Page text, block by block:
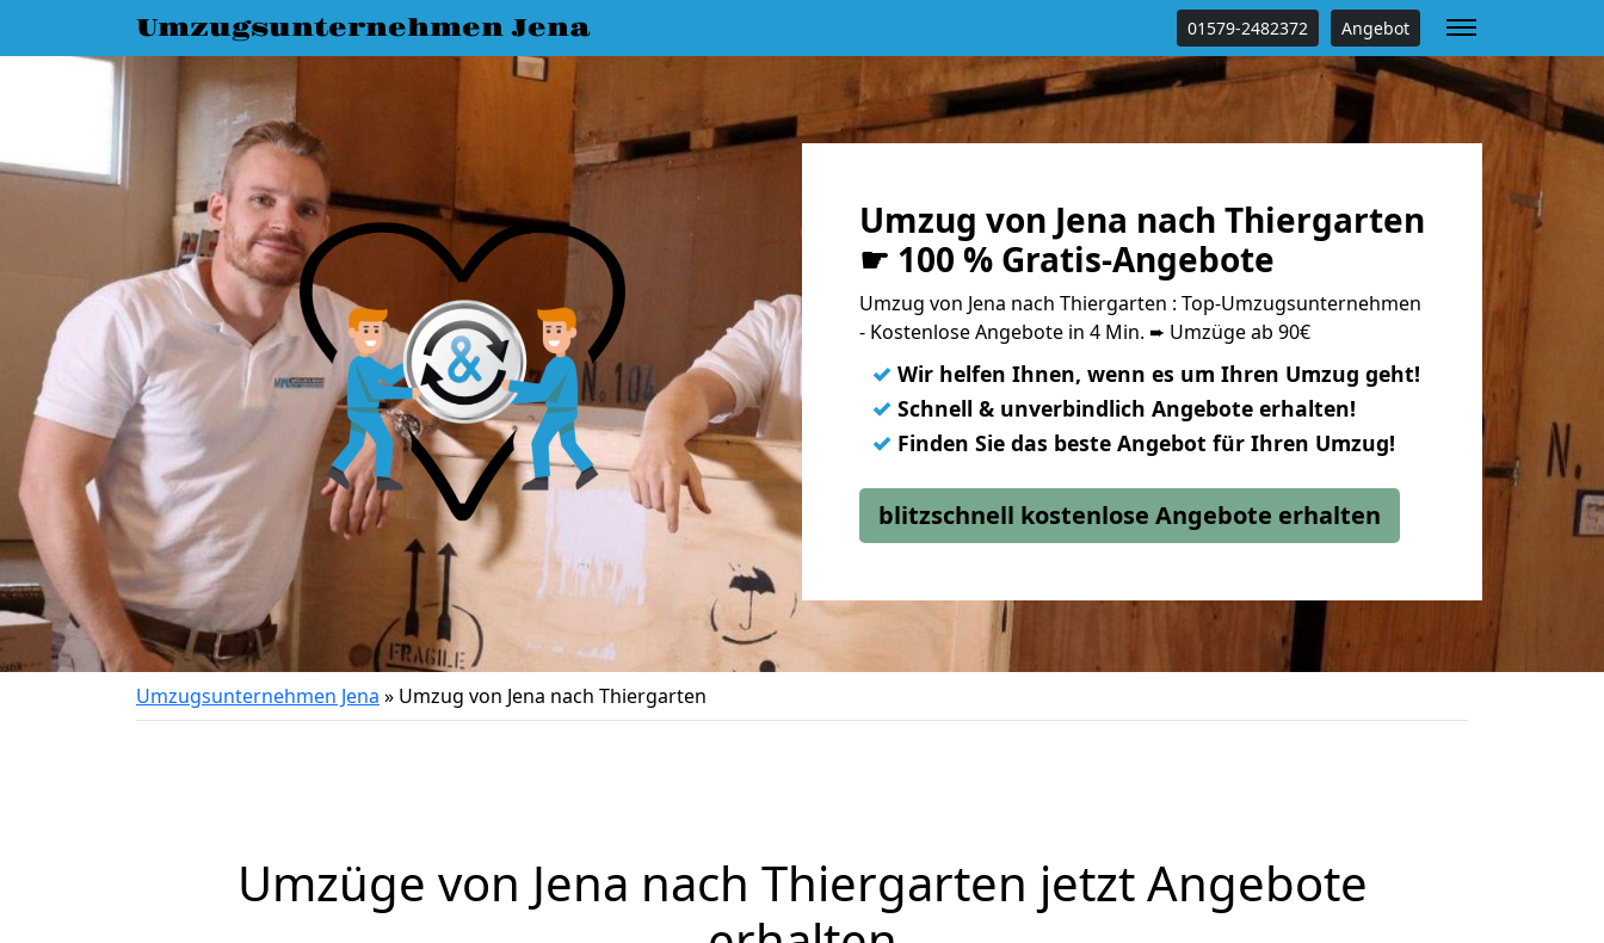
Umzugsunternehmen Jena 01579-2482372 Angebot
Umzug von Jena nach Thiergarten
☛ 100 % Gratis-Angebote
Umzug von Jena nach Thiergarten : Top-Umzugsunternehmen
- Kostenlose Angebote in 4 Min. ➨ Umzüge ab 90€
✓ Wir helfen Ihnen, wenn es um Ihren Umzug geht!
✓ Schnell & unverbindlich Angebote erhalten!
✓ Finden Sie das beste Angebot für Ihren Umzug!
blitzschnell kostenlose Angebote erhalten
Umzugsunternehmen Jena » Umzug von Jena nach Thiergarten
Umzüge von Jena nach Thiergarten jetzt Angebote